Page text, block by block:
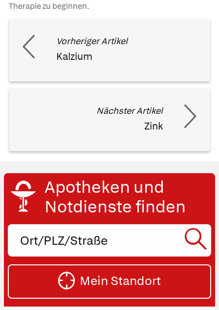
Therapie zu beginnen.
Vorheriger Artikel
Kalzium
Nächster Artikel
Zink
Apotheken und
Notdienste finden
Ort,
oder
Straße
Mein Standort